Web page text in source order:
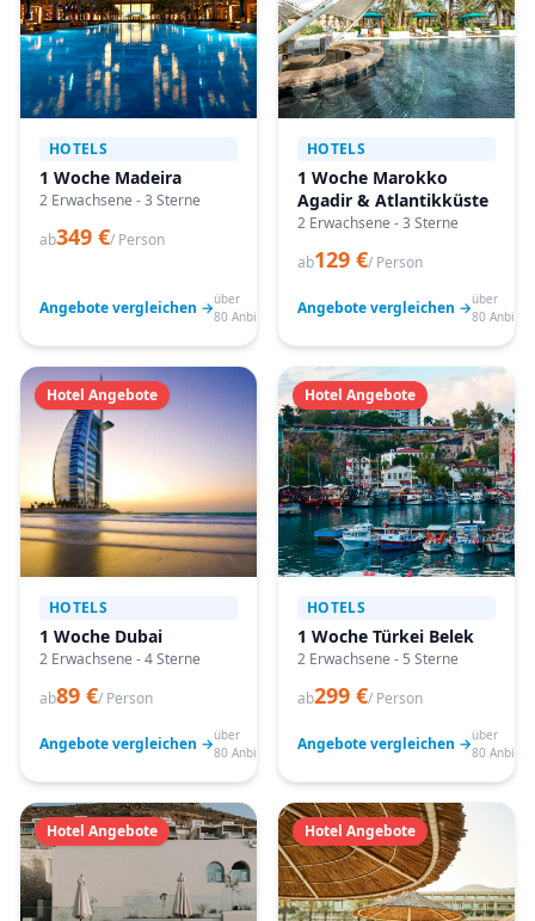
HOTELS
1 Woche Madeira
2 Erwachsene - 3 Sterne
ab349 €/ Person
Angebote vergleichen →über
80 Anbieter
HOTELS
1 Woche Marokko
Agadir & Atlantikküste
2 Erwachsene - 3 Sterne
ab129 €/ Person
Angebote vergleichen →über
80
Hotel Angebote
HOTELS
1 Woche Dubai
2 Erwachsene - 4 Sterne
ab89 €/ Person
Angebote vergleichen →über
80 Anbieter
Hotel Angebote
HOTELS
1 Woche Türkei Belek
2 Erwachsene - 5 Sterne
ab299 €/ Person
Angebote vergleichen →über
80
Hotel Angebote Hotel Angebote